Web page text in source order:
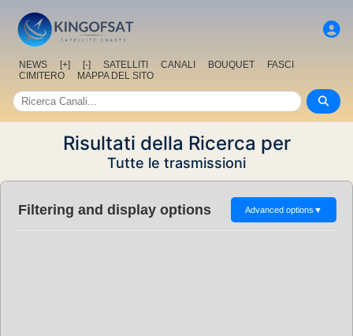
NEWS [+] [-] SATELLITI CANALI BOUQUET
FASCI
CIMITERO
MAPPA DEL SITO
Risultati della Ricerca per
Tutte le trasmissioni
Filtering and display options Advanced options ▼